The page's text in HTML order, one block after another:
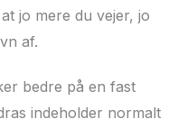
jo mere du vejer, jo
af.
bedre på en fast
indeholder normalt